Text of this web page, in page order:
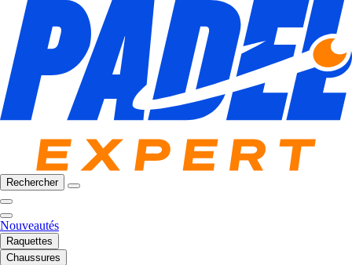
Rechercher
Nouveautés
Raquettes
Chaussures